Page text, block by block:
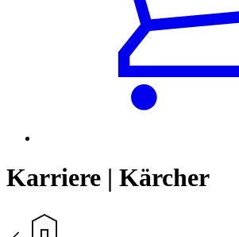
Karriere | Kärcher